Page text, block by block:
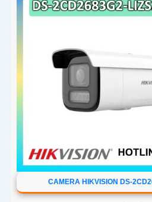
CAMERA HIKVISION DS-